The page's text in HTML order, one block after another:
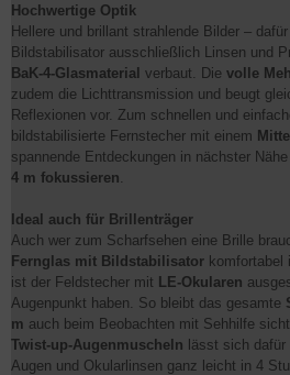
Hochwertige Optik
Hellere und brillant strahlende Bilder –
Bildstabilisator ausschließlich Linsen und
BaK-4-Glasmaterial verbaut. Die volle
zudem die Lichttransmission und beugt
Reflexionen vor. Zum schnellen und
bildstabilisierte Fernstecher mit einem
spannende Entdeckungen in nächster
4 m fokussieren.
Ideal auch für Brillenträger
Auch wer zum Scharfsehen eine Brille
Fernglas mit Bildstabilisator komfortabel
ist der Feldstecher mit LE-Okularen
Augenpunkt haben. So bleibt das gesamte
m auch beim Beobachten mit Sehhilfe
Twist-up-Augenmuscheln lässt sich
Augen und Okularlinsen ganz leicht in 4